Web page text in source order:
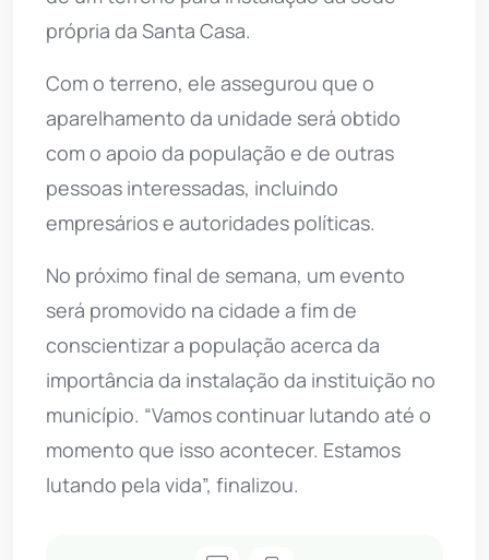
própria da Santa Casa.
Com o terreno, ele assegurou que o
aparelhamento da unidade será obtido
com o apoio da população e de outras
pessoas interessadas, incluindo
empresários e autoridades políticas.
No próximo final de semana, um evento
será promovido na cidade a fim de
conscientizar a população acerca da
importância da instalação da instituição no
município. “Vamos continuar lutando até o
momento que isso acontecer. Estamos
lutando pela vida”, finalizou.